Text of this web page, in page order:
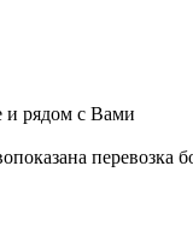
и рядом с Вами
перевозка